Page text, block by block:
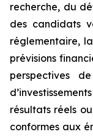
recherche, du
des candidats
réglementaire,
prévisions
perspectives
résultats réels
conformes aux